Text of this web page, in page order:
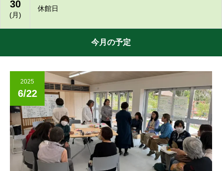
30
(月)
休館日
今月の予定
2025
6/22